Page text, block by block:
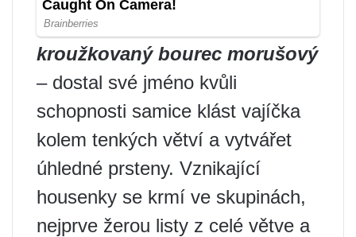
kroužkovaný bourec morušový
– dostal své jméno kvůli
schopnosti samice klást vajíčka
kolem tenkých větví a vytvářet
úhledné prsteny. Vznikající
housenky se krmí ve skupinách,
nejprve žerou listy z celé větve a